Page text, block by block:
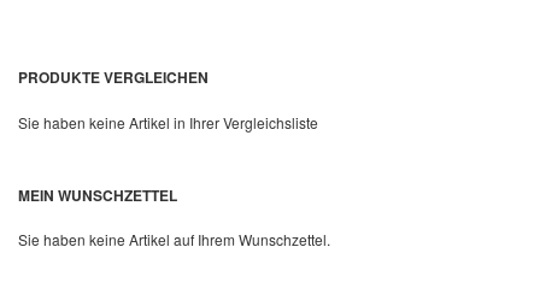
PRODUKTE VERGLEICHEN
Sie haben keine Artikel in Ihrer Vergleichsliste
MEIN WUNSCHZETTEL
Sie haben keine Artikel auf Ihrem Wunschzettel.